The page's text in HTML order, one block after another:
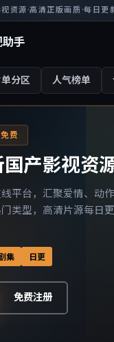
资源·高清正版画质·每日更
手
分区 人气榜单
费
产影视资
平台，汇聚爱情、动作
类型，高清片源每日
集 日更
免费注册